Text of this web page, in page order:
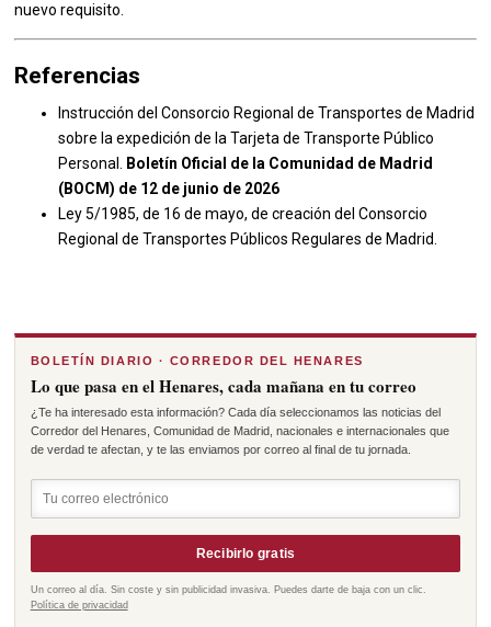
nuevo requisito.
Referencias
Instrucción del Consorcio Regional de Transportes de Madrid
sobre la expedición de la Tarjeta de Transporte Público
Personal. Boletín Oficial de la Comunidad de Madrid
(BOCM) de 12 de junio de 2026
Ley 5/1985, de 16 de mayo, de creación del Consorcio
Regional de Transportes Públicos Regulares de Madrid.
BOLETÍN DIARIO · CORREDOR DEL HENARES
Lo que pasa en el Henares, cada mañana en tu correo
¿Te ha interesado esta información? Cada día seleccionamos las noticias del
Corredor del Henares, Comunidad de Madrid, nacionales e internacionales que
de verdad te afectan, y te las enviamos por correo al final de tu jornada.
Recibirlo gratis
Un correo al día. Sin coste y sin publicidad invasiva. Puedes darte de baja con un clic.
Política de privacidad